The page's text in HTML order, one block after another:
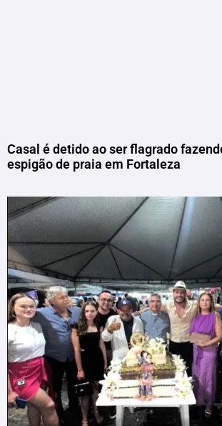
Casal é detido ao ser flagrado
espigão de praia em Fortaleza